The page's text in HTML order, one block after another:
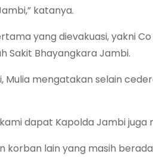
katanya.
yang dievakuasi, yakni
Sakit Bhayangkara Jambi.
Mulia mengatakan selain
dapat Kapolda Jambi juga
korban lain yang masih